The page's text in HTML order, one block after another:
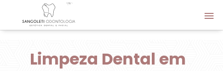
Limpeza Dental em